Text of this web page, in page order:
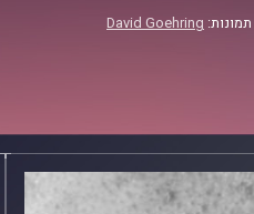
David Goehring